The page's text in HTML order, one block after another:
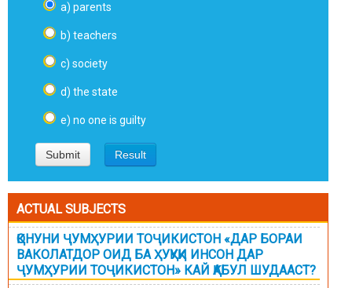
a) parents
b) teachers
c) society
d) the state
e) no one is guilty
ACTUAL SUBJECTS
ҚОНУНИ ҶУМҲУРИИ ТОҶИКИСТОН «ДАР БОРАИ
ВАКОЛАТДОР ОИД БА ҲУҚУҚИ ИНСОН ДАР
ҶУМҲУРИИ ТОҶИКИСТОН» КАЙ ҚАБУЛ ШУДААСТ?